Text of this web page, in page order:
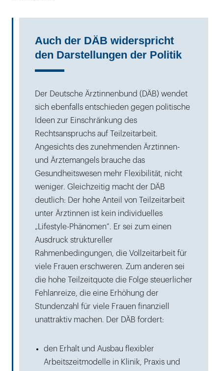
Auch der DÄB widerspricht
den Darstellungen der Politik
Der Deutsche Ärztinnenbund (DÄB) wendet
sich ebenfalls entschieden gegen politische
Ideen zur Einschränkung des
Rechtsanspruchs auf Teilzeitarbeit.
Angesichts des zunehmenden Ärztinnen-
und Ärztemangels brauche das
Gesundheitswesen mehr Flexibilität, nicht
weniger. Gleichzeitig macht der DÄB
deutlich: Der hohe Anteil von Teilzeitarbeit
unter Ärztinnen ist kein individuelles
„Lifestyle-Phänomen“. Er sei zum einen
Ausdruck struktureller
Rahmenbedingungen, die Vollzeitarbeit für
viele Frauen erschweren. Zum anderen sei
die hohe Teilzeitquote die Folge steuerlicher
Fehlanreize, die eine Erhöhung der
Stundenzahl für viele Frauen finanziell
unattraktiv machen. Der DÄB fordert:
den Erhalt und Ausbau flexibler
Arbeitszeitmodelle in Klinik, Praxis und